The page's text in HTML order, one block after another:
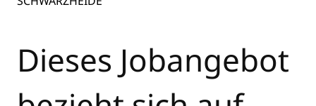
Dieses Jobangebot